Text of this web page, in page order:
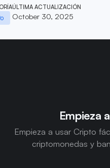
ÚLTIMA ACTUALIZACIÓN
October 30, 2025
Empieza
Empieza a usar Cripto
criptomonedas y